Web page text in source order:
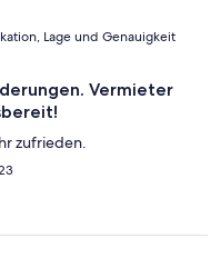
Lage und Genauigkeit
Vermieter
zufrieden.